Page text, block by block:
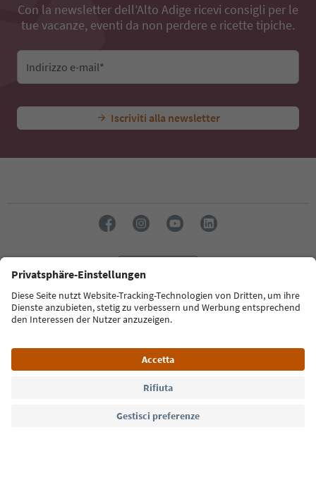
Con la newsletter dell’Alto Adige ricevi consigli per le
tue vacanze, eventi da non perdere e ricette tipiche.
Indirizzo e-mail*
Iscriviti alla newsletter
Südtirol Guide App